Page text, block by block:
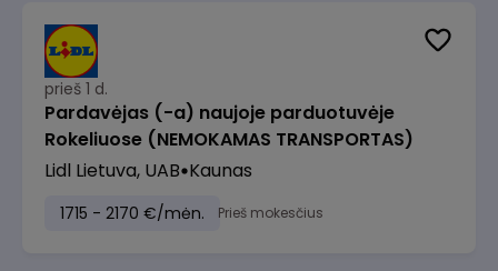
prieš 1 d.
Pardavėjas (-a) naujoje parduotuvėje
Rokeliuose (NEMOKAMAS TRANSPORTAS)
Lidl Lietuva, UAB Kaunas
1715 - 2170 €/mėn. Prieš mokesčius